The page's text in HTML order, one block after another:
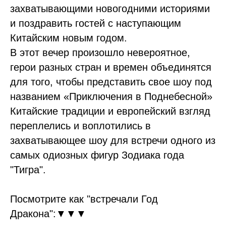
захватывающими новогодними историями
и поздравить гостей с наступающим
Китайским новым годом.
В этот вечер произошло невероятное,
герои разных стран и времен объединятся
для того, чтобы представить свое шоу под
названием «Приключения в Поднебесной»
Китайские традиции и европейский взгляд
переплелись и воплотились в
захватывающее шоу для встречи одного из
самых одиозных фигур Зодиака года
"Тигра".
Посмотрите как "встречали Год
Дракона":▼▼▼